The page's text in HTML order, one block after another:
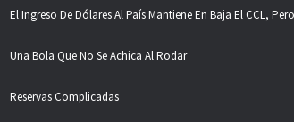
El Ingreso De Dólares Al País Mantiene En Baja El CCL,
Una Bola Que No Se Achica Al Rodar
Reservas Complicadas